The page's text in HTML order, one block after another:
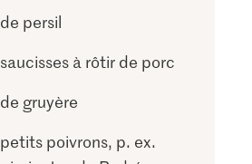
de persil
saucisses à rôtir de porc
de gruyère
petits poivrons, p. ex.